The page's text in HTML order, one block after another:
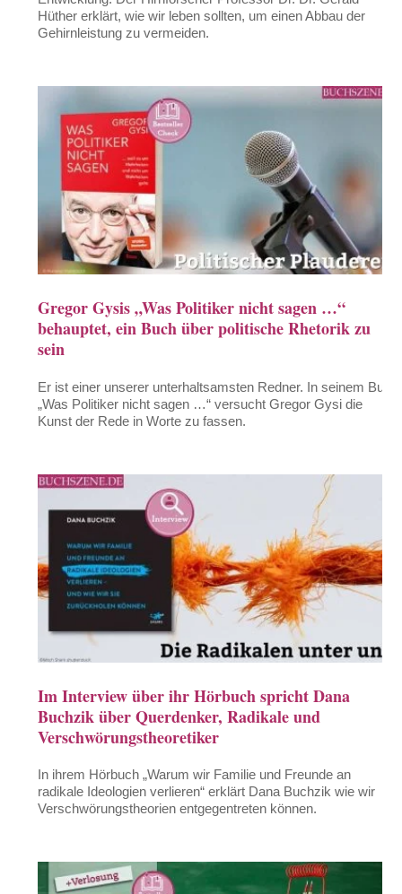
Hüther erklärt, wie wir leben sollten, um einen Abbau der
Gehirnleistung zu vermeiden.
Gregor Gysis „Was Politiker nicht sagen …“
behauptet, ein Buch über politische Rhetorik zu
sein
Er ist einer unserer unterhaltsamsten Redner. In seinem Buch
„Was Politiker nicht sagen …“ versucht Gregor Gysi die
Kunst der Rede in Worte zu fassen.
Im Interview über ihr Hörbuch spricht Dana
Buchzik über Querdenker, Radikale und
Verschwörungstheoretiker
In ihrem Hörbuch „Warum wir Familie und Freunde an
radikale Ideologien verlieren“ erklärt Dana Buchzik wie wir
Verschwörungstheorien entgegentreten können.